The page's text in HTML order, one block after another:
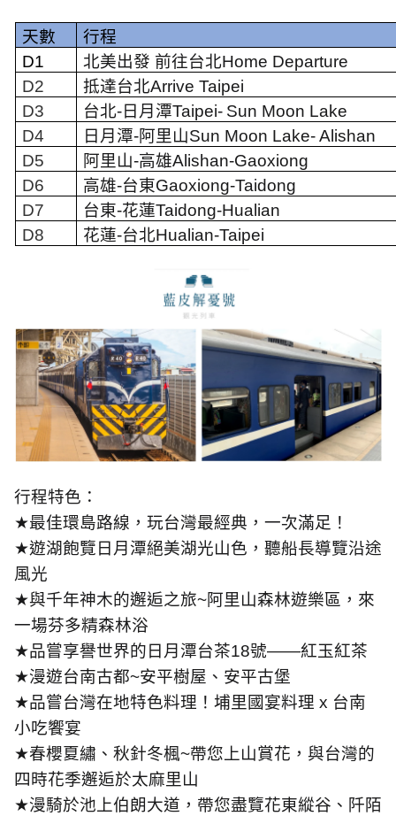
天數
行程
D1
北美出發 前往台北Home Departure
D2
抵達台北Arrive Taipei
D3
台北-日月潭Taipei- Sun Moon Lake
D4
日月潭-阿里山Sun Moon Lake- Alishan
D5
阿里山-高雄Alishan-Gaoxiong
D6
高雄-台東Gaoxiong-Taidong
D7
台東-花蓮Taidong-Hualian
D8
花蓮-台北Hualian-Taipei
行程特色：
★最佳環島路線，玩台灣最經典，一次滿足！
★遊湖飽覽日月潭絕美湖光山色，聽船長導覽沿途
風光
★與千年神木的邂逅之旅~阿里山森林遊樂區，來
一場芬多精森林浴
★品嘗享譽世界的日月潭台茶18號——紅玉紅茶
★漫遊台南古都~安平樹屋、安平古堡
★品嘗台灣在地特色料理！埔里國宴料理 x 台南
小吃饗宴
★春櫻夏繡、秋針冬楓~帶您上山賞花，與台灣的
四時花季邂逅於太麻里山
★漫騎於池上伯朗大道，帶您盡覽花東縱谷、阡陌